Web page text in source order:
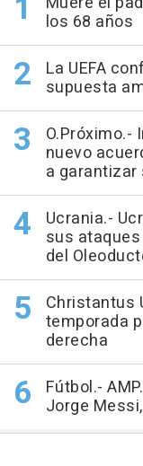
los 68 años
La UEFA
supuesta
O.Próximo.-
nuevo
a
Ucrania.-
sus
del
Christantus
temporada
derecha
Fútbol.-
Jorge